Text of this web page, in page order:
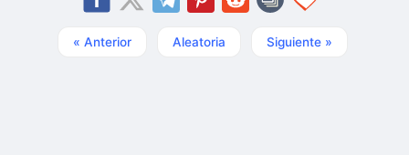
« Anterior Aleatoria Siguiente »